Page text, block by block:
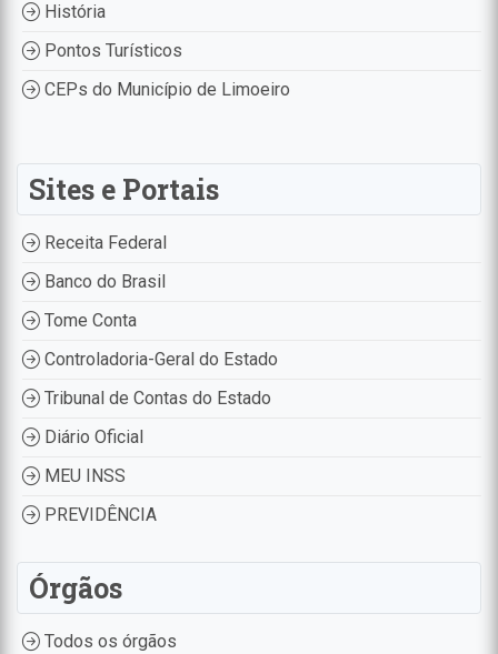
História
Pontos Turísticos
CEPs do Município de Limoeiro
Sites e Portais
Receita Federal
Banco do Brasil
Tome Conta
Controladoria-Geral do Estado
Tribunal de Contas do Estado
Diário Oficial
MEU INSS
PREVIDÊNCIA
Órgãos
Todos os órgãos